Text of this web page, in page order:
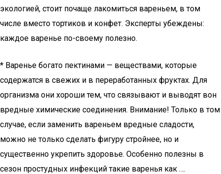
экологией, стоит почаще лакомиться вареньем, в том
числе вместо тортиков и конфет. Эксперты убеждены:
каждое варенье по-своему полезно.
* Варенье богато пектинами — веществами, которые
содержатся в свежих и в переработанных фруктах. Для
организма они хороши тем, что связывают и выводят вон
вредные химические соединения. Внимание! Только в том
случае, если заменить вареньем вредные сладости,
можно не только сделать фигуру стройнее, но и
существенно укрепить здоровье. Особенно полезны в
сезон простудных инфекций такие варенья как ….